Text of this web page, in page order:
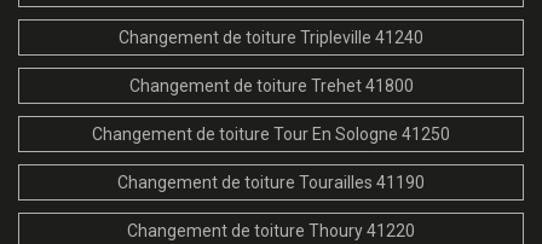
Changement de toiture Tripleville 41240
Changement de toiture Trehet 41800
Changement de toiture Tour En Sologne 41250
Changement de toiture Tourailles 41190
Changement de toiture Thoury 41220